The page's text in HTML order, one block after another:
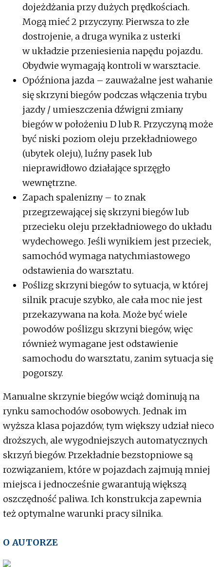
dojeżdżania przy dużych prędkościach.
Mogą mieć 2 przyczyny. Pierwsza to złe
dostrojenie, a druga wynika z usterki
w układzie przeniesienia napędu pojazdu.
Obydwie wymagają kontroli w warsztacie.
Opóźniona jazda – zauważalne jest wahanie
się skrzyni biegów podczas włączenia trybu
jazdy / umieszczenia dźwigni zmiany
biegów w położeniu D lub R. Przyczyną może
być niski poziom oleju przekładniowego
(ubytek oleju), luźny pasek lub
nieprawidłowo działające sprzęgło
wewnętrzne.
Zapach spalenizny – to znak
przegrzewającej się skrzyni biegów lub
przecieku oleju przekładniowego do układu
wydechowego. Jeśli wynikiem jest przeciek,
samochód wymaga natychmiastowego
odstawienia do warsztatu.
Poślizg skrzyni biegów to sytuacja, w której
silnik pracuje szybko, ale cała moc nie jest
przekazywana na koła. Może być wiele
powodów poślizgu skrzyni biegów, więc
również wymagane jest odstawienie
samochodu do warsztatu, zanim sytuacja się
pogorszy.
Manualne skrzynie biegów wciąż dominują na
rynku samochodów osobowych. Jednak im
wyższa klasa pojazdów, tym większy udział nieco
droższych, ale wygodniejszych automatycznych
skrzyń biegów. Przekładnie bezstopniowe są
rozwiązaniem, które w pojazdach zajmują mniej
miejsca i jednocześnie gwarantują większą
oszczędność paliwa. Ich konstrukcja zapewnia
też optymalne warunki pracy silnika.
O AUTORZE